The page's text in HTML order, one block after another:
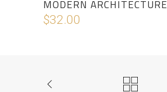
MODERN ARCHITECTURE
$32.00